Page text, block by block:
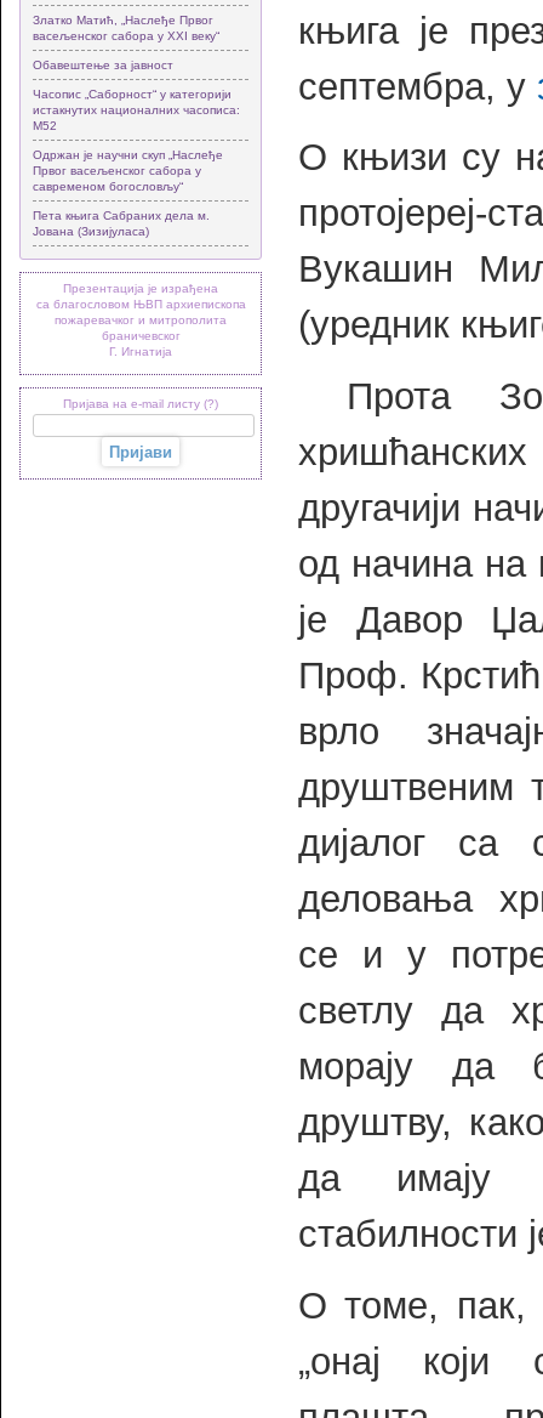
Златко Матић, „Наслеђе Првог
васељенског сабора у XXI веку“
Обавештење за јавност
Часопис „Саборност“ у категорији
истакнутих националних часописа:
М52
Одржан је научни скуп „Наслеђе
Првог васељенског сабора у
савременом богословљу“
Пета књига Сабраних дела м.
Јована (Зизијуласа)
Презентација је израђена
са благословом ЊВП архиепископа
пожаревачког и митрополита
браничевског
Г. Игнатија
Пријава на e-mail листу (?)
књига је
септембра, у
О књизи су
Вукашин
(уредник
Прота
хришћанских
другачији
од начина на
је Давор
Проф.
врло
друштвеним
дијалог са
деловања
се и у
светлу да
морају да
друштву,
да имају
стабилности
О томе, пак,
„онај који